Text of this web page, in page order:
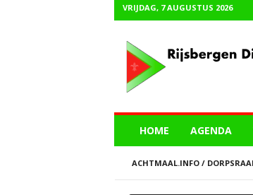
VRIJDAG, 7 AUGUSTUS 2026
D
HOME AGENDA
ACHTMAAL.INFO /